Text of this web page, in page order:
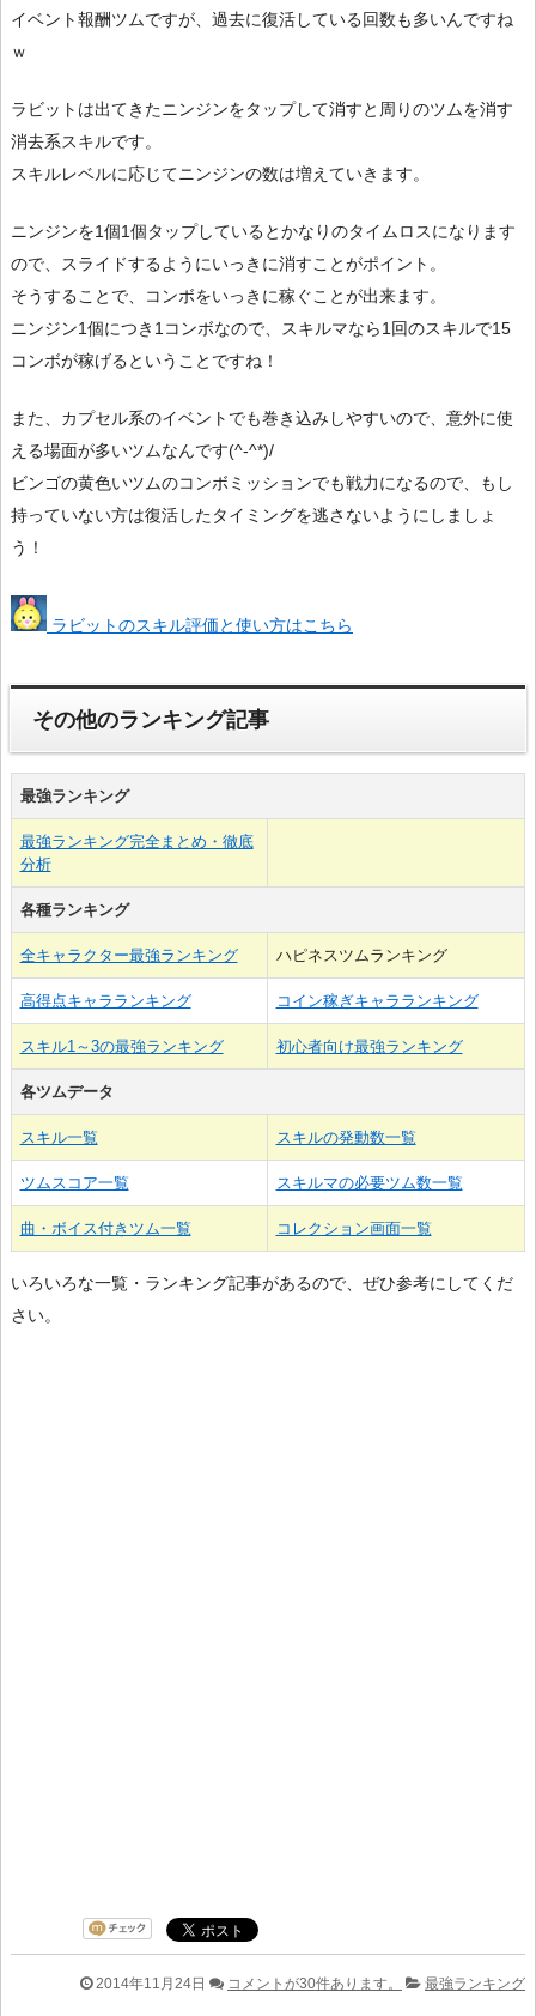
イベント報酬ツムですが、過去に復活している回数も多いんですね
ｗ
ラビットは出てきたニンジンをタップして消すと周りのツムを消す
消去系スキルです。
スキルレベルに応じてニンジンの数は増えていきます。
ニンジンを1個1個タップしているとかなりのタイムロスになります
ので、スライドするようにいっきに消すことがポイント。
そうすることで、コンボをいっきに稼ぐことが出来ます。
ニンジン1個につき1コンボなので、スキルマなら1回のスキルで15
コンボが稼げるということですね！
また、カプセル系のイベントでも巻き込みしやすいので、意外に使
える場面が多いツムなんです(^-^*)/
ビンゴの黄色いツムのコンボミッションでも戦力になるので、もし
持っていない方は復活したタイミングを逃さないようにしましょ
う！
ラビットのスキル評価と使い方はこちら
その他のランキング記事
最強ランキング
最強ランキング完全まとめ・徹底
分析
各種ランキング
全キャラクター最強ランキング ハピネスツムランキング
高得点キャラランキング コイン稼ぎキャラランキング
スキル1～3の最強ランキング 初心者向け最強ランキング
各ツムデータ
スキル一覧 スキルの発動数一覧
ツムスコア一覧 スキルマの必要ツム数一覧
曲・ボイス付きツム一覧 コレクション画面一覧
いろいろな一覧・ランキング記事があるので、ぜひ参考にしてくだ
さい。
2014年11月24日 コメントが30件あります。 最強ランキング